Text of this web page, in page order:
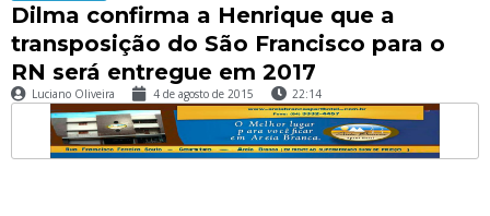
Dilma confirma a Henrique que a
transposição do São Francisco para o
RN será entregue em 2017
Luciano Oliveira 4 de agosto de 2015 22:14